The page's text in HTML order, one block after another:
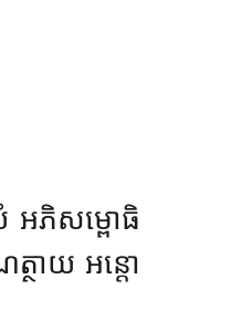
អភិសម្ពោធិ
ថាយ អន្តោ